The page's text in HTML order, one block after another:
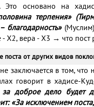
Это основано на
терпения»
благодарность»
X2, вера - X3 → что пост
поста от других видов
заключается в том,
говорит в хадисе-
доброе дело будет
«За исключением